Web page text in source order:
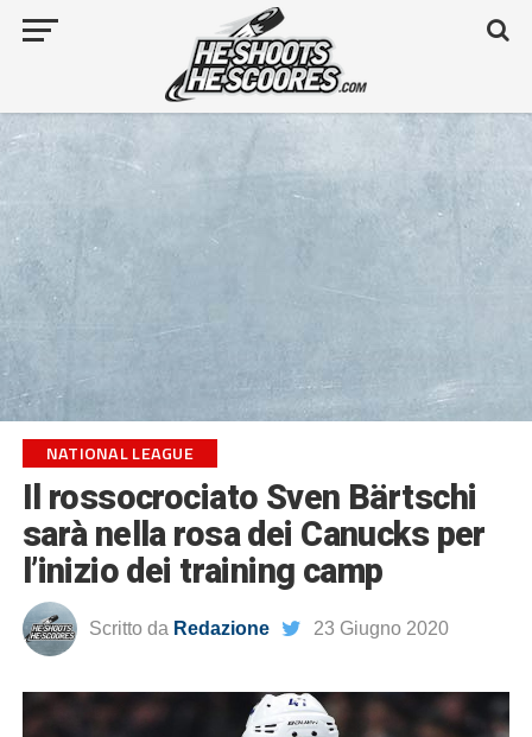
NATIONAL LEAGUE
Il rossocrociato Sven Bärtschi
sarà nella rosa dei Canucks per
l’inizio dei training camp
Scritto da Redazione 23 Giugno 2020